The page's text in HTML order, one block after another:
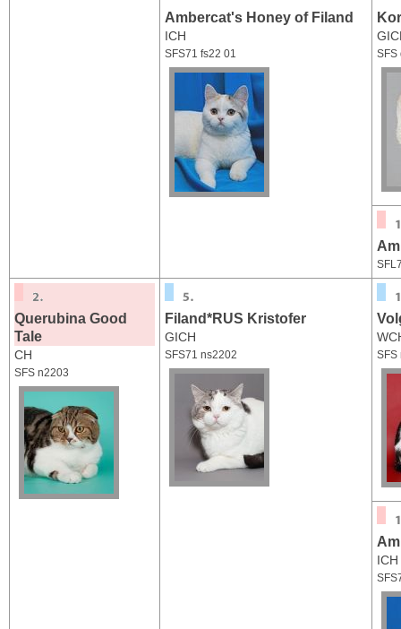
Ambercat's Honey of Filand
ICH
SFS71 fs22 01 SFS
Querubina Good
Tale
CH
SFS n2203
Filand*RUS Kristofer
GICH
SFS71 ns2202 SFS
ICH